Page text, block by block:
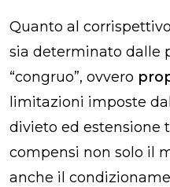
Quanto al
sia determinato dalle
“congruo”, ovvero
limitazioni imposte
divieto ed estensione
compensi non solo il
anche il